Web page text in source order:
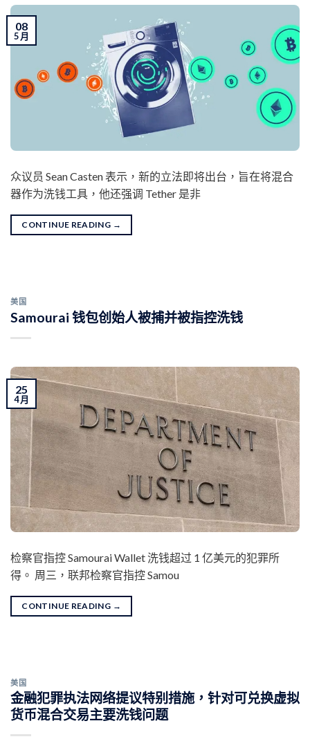
08
5 月
众议员 Sean Casten 表示，新的立法即将出台，旨在将混合
器作为洗钱工具，他还强调 Tether 是非
CONTINUE READING →
美国
Samourai 钱包创始人被捕并被指控洗钱
25
4 月
检察官指控 Samourai Wallet 洗钱超过 1 亿美元的犯罪所
得。 周三，联邦检察官指控 Samou
CONTINUE READING →
美国
金融犯罪执法网络提议特别措施，针对可兑换虚拟
货币混合交易主要洗钱问题